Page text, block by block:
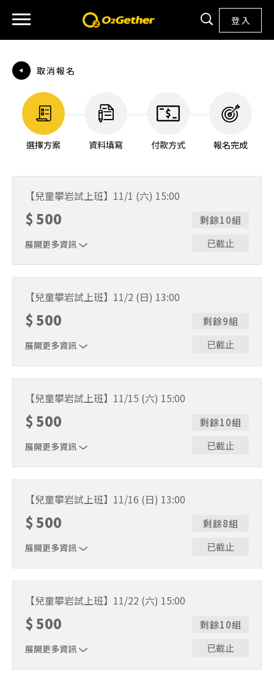
登 入
取消報名
選擇方案 資料填寫 付款方式 報名完成
【兒童攀岩試上班】11/1 (六) 15:00
$500
展開更多資訊
剩餘10組
已截止
【兒童攀岩試上班】11/2 (日) 13:00
$500
展開更多資訊
剩餘9組
已截止
【兒童攀岩試上班】11/15 (六) 15:00
$500
展開更多資訊
剩餘10組
已截止
【兒童攀岩試上班】11/16 (日) 13:00
$500
展開更多資訊
剩餘8組
已截止
【兒童攀岩試上班】11/22 (六) 15:00
$500
展開更多資訊
剩餘10組
已截止